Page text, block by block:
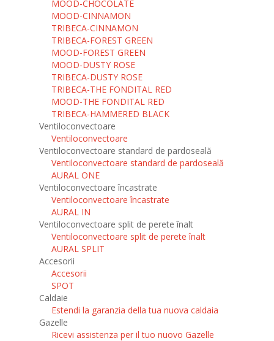
MOOD-CHOCOLATE
MOOD-CINNAMON
TRIBECA-CINNAMON
TRIBECA-FOREST GREEN
MOOD-FOREST GREEN
MOOD-DUSTY ROSE
TRIBECA-DUSTY ROSE
TRIBECA-THE FONDITAL RED
MOOD-THE FONDITAL RED
TRIBECA-HAMMERED BLACK
Ventiloconvectoare
Ventiloconvectoare
Ventiloconvectoare standard de pardoseală
Ventiloconvectoare standard de pardoseală
AURAL ONE
Ventiloconvectoare încastrate
Ventiloconvectoare încastrate
AURAL IN
Ventiloconvectoare split de perete înalt
Ventiloconvectoare split de perete înalt
AURAL SPLIT
Accesorii
Accesorii
SPOT
Caldaie
Estendi la garanzia della tua nuova caldaia
Gazelle
Ricevi assistenza per il tuo nuovo Gazelle